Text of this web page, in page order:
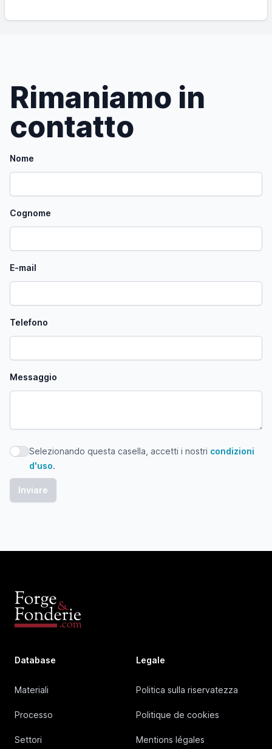
Rimaniamo in
contatto
Nome
Cognome
E-mail
Telefono
Messaggio
Selezionando questa casella, accetti i nostri condizioni
Selezionando questa casella, accetti i nostri condizioni
d'uso.
Database
Materiali
Processo
Settori
Legale
Politica sulla riservatezza
Politique de cookies
Mentions légales